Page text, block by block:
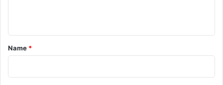
a
*
Name *